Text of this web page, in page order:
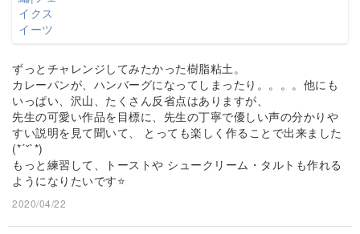
ずっとチャレンジしてみたかった樹脂粘土。
カレーパンが、ハンバーグになってしまったり。。。。他にも
いっぱい、沢山、たくさん反省点はありますが、
先生の可愛い作品を目標に、先生の丁寧で優しい声の分かりや
すい説明を見て聞いて、 とっても楽しく作ることで出来ました
(*´˘`*)
もっと練習して、トーストや シュークリーム・タルトも作れる
ようになりたいです⭐
2020/04/22